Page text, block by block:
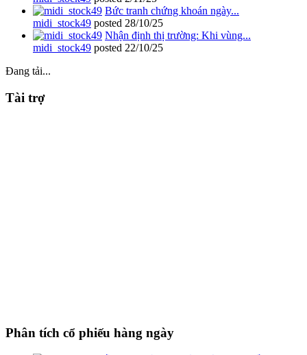
Bức tranh chứng khoán ngày...
midi_stock49 posted 28/10/25
Nhận định thị trường: Khi vùng...
midi_stock49 posted 22/10/25
Đang tải...
Tài trợ
Phân tích cổ phiếu hàng ngày